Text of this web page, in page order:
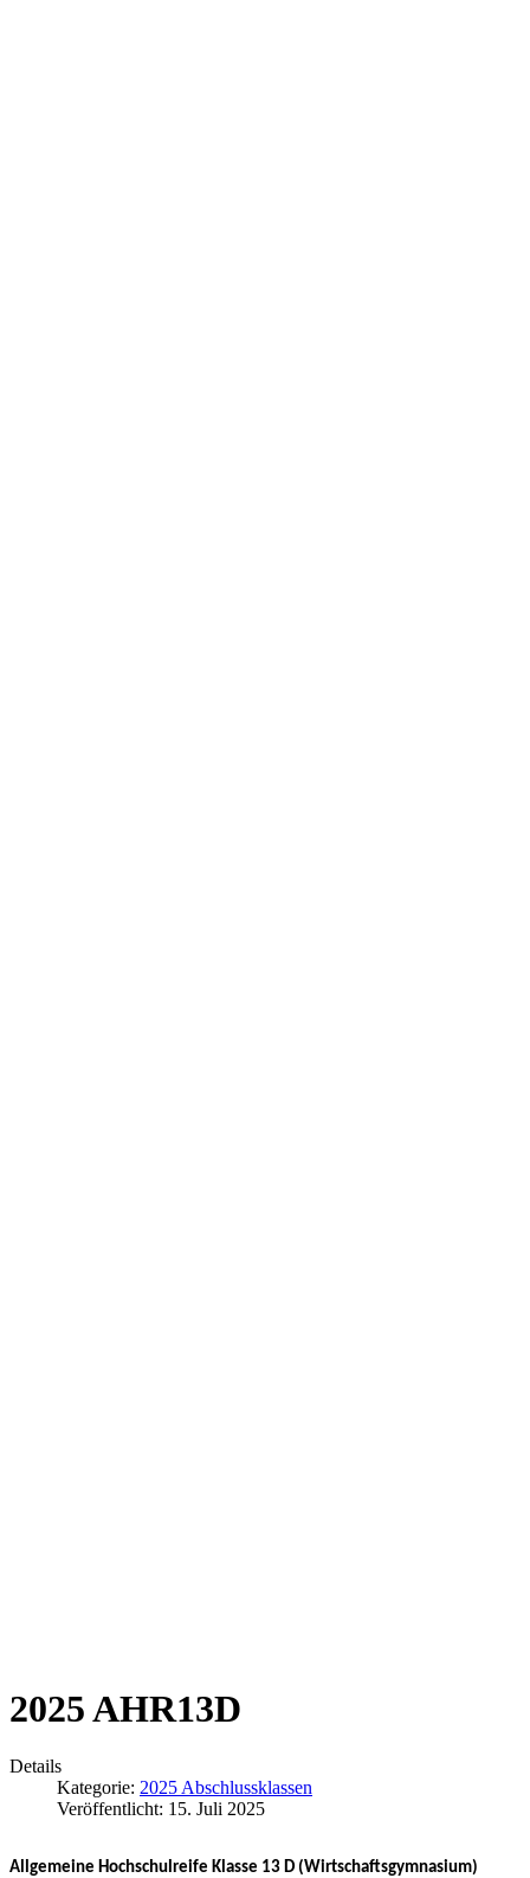
2025 AHR13D
Details
Kategorie: 2025 Abschlussklassen
Veröffentlicht: 15. Juli 2025
Allgemeine Hochschulreife Klasse 13 D (Wirtschaftsgymnasium)